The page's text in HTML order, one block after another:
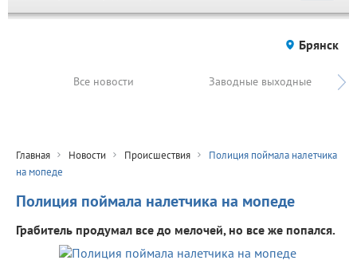
Брянск
Все новости Заводные выходные
Главная Новости Происшествия
Полиция поймала налетчика
на мопеде
Полиция поймала налетчика на мопеде
Грабитель продумал все до мелочей, но все же попался.